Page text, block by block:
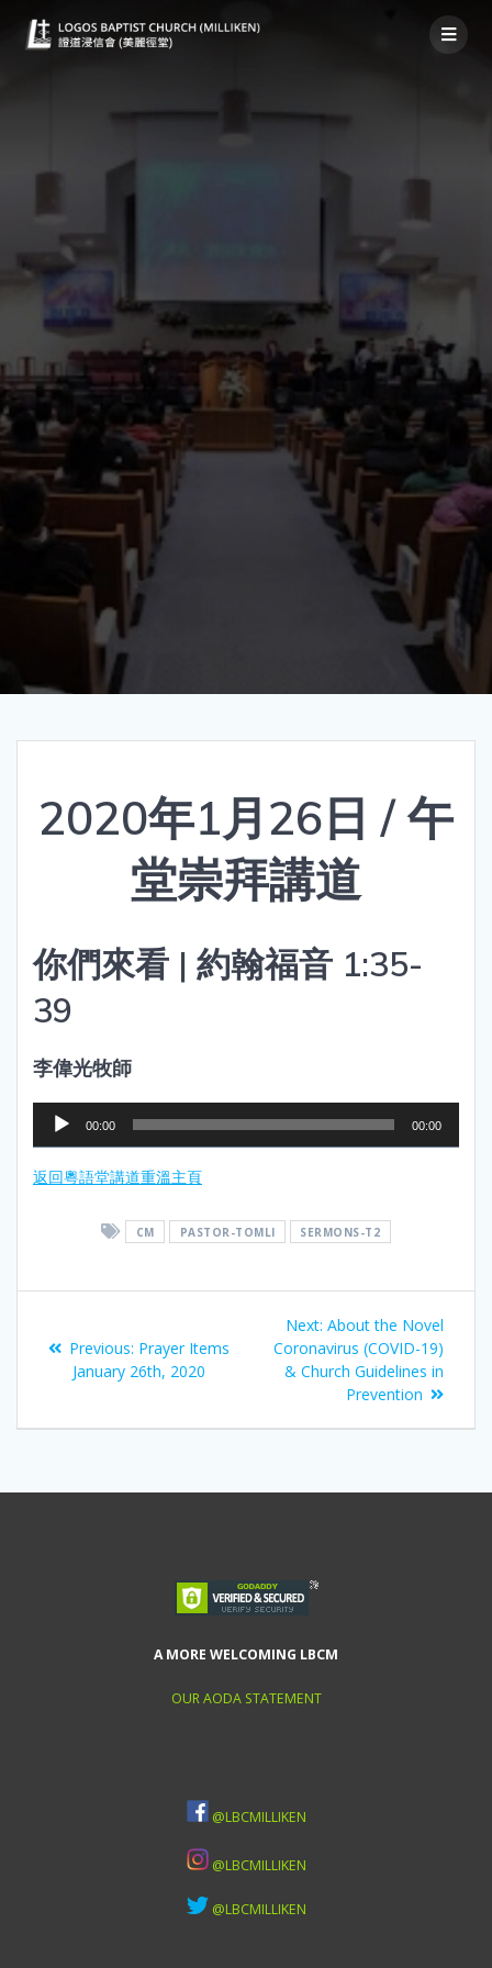
2020年1月26日 / 午
堂崇拜講道
你們來看 | 約翰福音 1:35-
39
李偉光牧師
Audio
Player
00:00 00:00
返回粵語堂講道重溫主頁
CM PASTOR-TOMLI SERMONS-T2
Previous: Prayer Items
January 26th, 2020
Next: About the Novel
Coronavirus (COVID-19)
& Church Guidelines in
Prevention
A MORE WELCOMING LBCM
OUR AODA STATEMENT
@LBCMILLIKEN
@LBCMILLIKEN
@LBCMILLIKEN